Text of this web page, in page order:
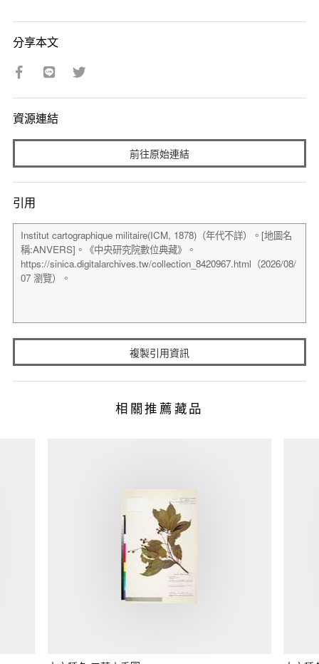
分享本文
資源連結
前往原始連結
引用
複製引用資訊
相關推薦藏品